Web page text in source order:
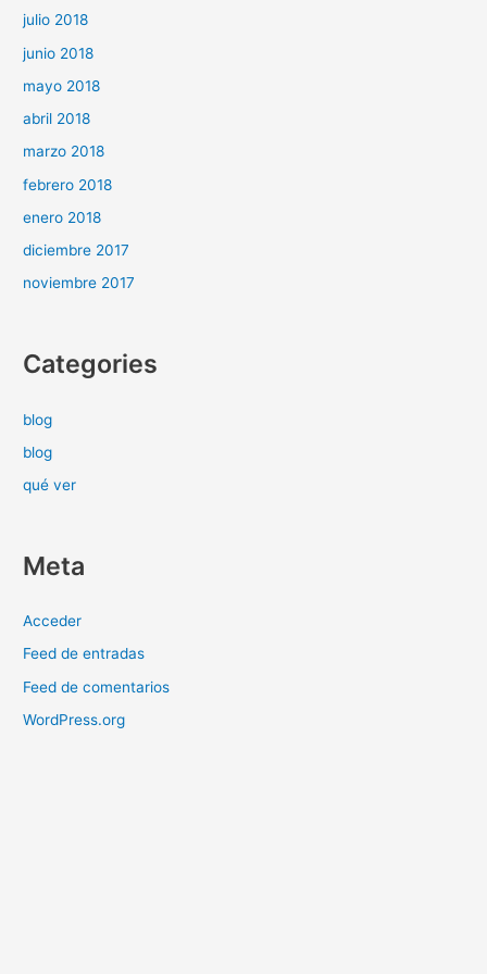
julio 2018
junio 2018
mayo 2018
abril 2018
marzo 2018
febrero 2018
enero 2018
diciembre 2017
noviembre 2017
Categories
blog
blog
qué ver
Meta
Acceder
Feed de entradas
Feed de comentarios
WordPress.org